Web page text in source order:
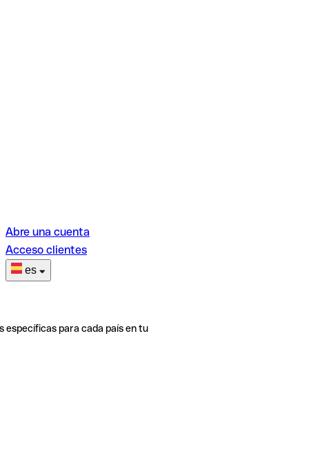
Abre una cuenta
Acceso clientes
es
específicas para cada país en tu